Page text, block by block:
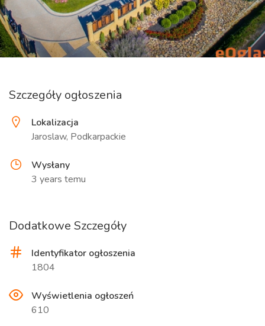
Szczegóły ogłoszenia
Lokalizacja
Jaroslaw, Podkarpackie
Wysłany
3 years temu
Dodatkowe Szczegóły
Identyfikator ogłoszenia
1804
Wyświetlenia ogłoszeń
610